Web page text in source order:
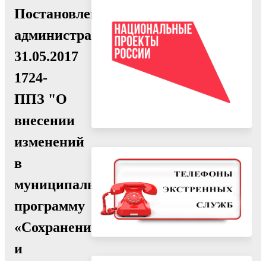
Постановление
администрации
31.05.2017
1724-
ППЗ "О
внесении
изменений
в
муниципальную
программу
«Сохранение
и